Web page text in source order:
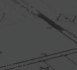
GRAN
a